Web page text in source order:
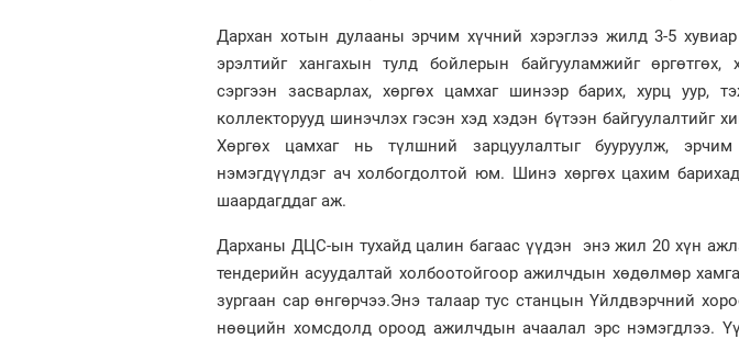
Дархан хотын дулааны эрчим хүчний хэрэглээ жилд 3-5
эрэлтийг хангахын тулд бойлерын байгууламжийг өргөтгөх,
сэргээн засварлах, хөргөх цамхаг шинээр барих, хурц уур,
коллекторууд шинэчлэх гэсэн хэд хэдэн бүтээн байгуулалтийг
Хөргөх цамхаг нь түлшний зарцуулалтыг бууруулж,
нэмэгдүүлдэг ач холбогдолтой юм. Шинэ хөргөх цахим
шаардагддаг аж.
Дарханы ДЦС-ын тухайд цалин багаас үүдэн энэ жил 20 хүн
тендерийн асуудалтай холбоотойгоор ажилчдын хөдөлмөр
зургаан сар өнгөрчээ.Энэ талаар тус станцын Үйлдвэрчний
нөөцийн хомсдолд ороод ажилчдын ачаалал эрс нэмэгдлээ.